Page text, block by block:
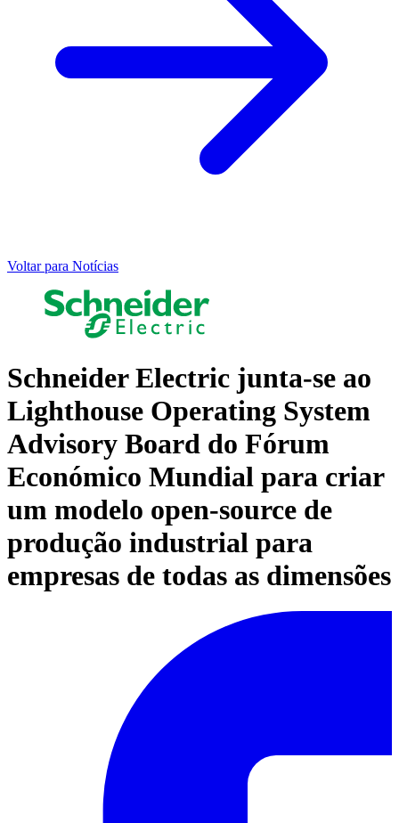
Voltar para Notícias
Schneider Electric junta-se ao
Lighthouse Operating System
Advisory Board do Fórum
Económico Mundial para criar
um modelo open-source de
produção industrial para
empresas de todas as dimensões